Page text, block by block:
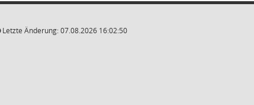
Letzte Änderung: 07.08.2026 16:02:50